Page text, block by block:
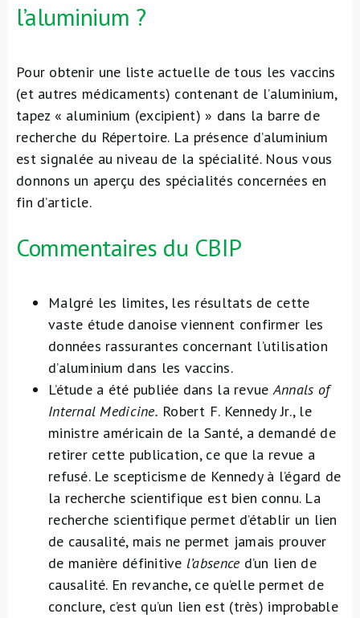
l’aluminium ?
Pour obtenir une liste actuelle de tous les vaccins
(et autres médicaments) contenant de l’aluminium,
tapez « aluminium (excipient) » dans la barre de
recherche du Répertoire. La présence d’aluminium
est signalée au niveau de la spécialité. Nous vous
donnons un aperçu des spécialités concernées en
fin d’article.
Commentaires du CBIP
Malgré les limites, les résultats de cette
vaste étude danoise viennent confirmer les
données rassurantes concernant l’utilisation
d’aluminium dans les vaccins.
L’étude a été publiée dans la revueAnnals of
Internal Medicine. Robert F. Kennedy Jr., le
ministre américain de la Santé, a demandé de
retirer cette publication, ce que la revue a
refusé. Le scepticisme de Kennedy à l’égard de
la recherche scientifique est bien connu. La
recherche scientifique permet d’établir un lien
de causalité, mais ne permet jamais prouver
de manière définitive l’absenced’un lien de
causalité. En revanche, ce qu’elle permet de
conclure, c’est qu’un lien est (très) improbable